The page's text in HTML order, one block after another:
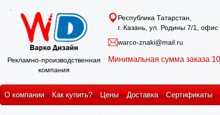
Рекламно-производственная
компания
Республика Татарстан,
г. Казань, ул. Родины 7/1, офис
warco-znaki@mail.ru
Минимальная сумма заказа
О компании Как купить? Цены Доставка Сертификаты